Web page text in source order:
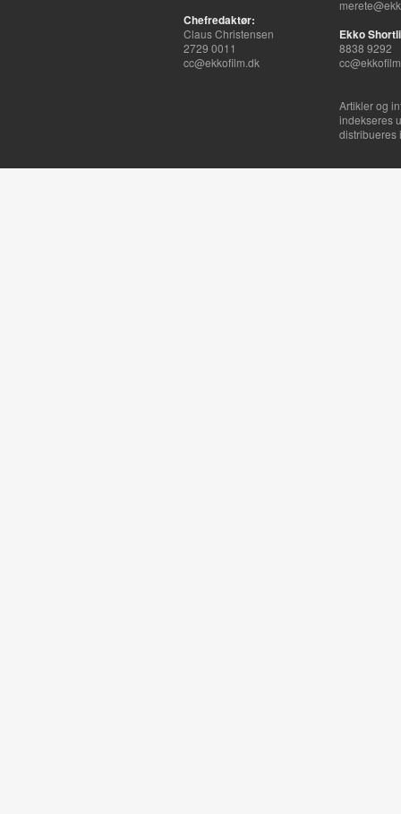
Chefredaktør:
Claus Christensen
2729 0011
cc@ekkofilm.dk
Ekko
8838 9292
Artikler og
indekseres
distribueres